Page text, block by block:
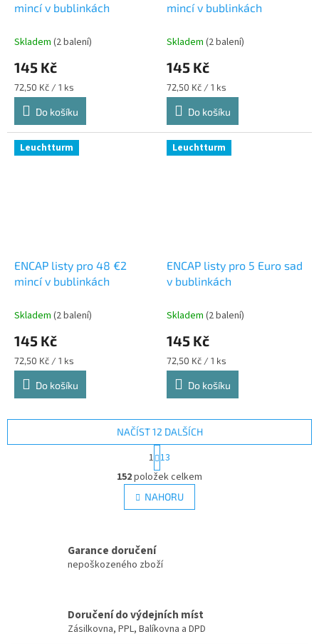
mincí v bublinkách
Skladem (2 balení)
145 Kč
Měrná
cena:
72,50 Kč / 1 ks
Do košíku
mincí v bublinkách
Skladem (2 balení)
145 Kč
Měrná
cena:
72,50 Kč / 1 ks
Do košíku
Leuchtturm
ENCAP listy pro 48 €2
mincí v bublinkách
Skladem (2 balení)
145 Kč
Měrná
cena:
72,50 Kč / 1 ks
Do košíku
Leuchtturm
ENCAP listy pro 5 Euro sad
v bublinkách
Skladem (2 balení)
145 Kč
Měrná
cena:
72,50 Kč / 1 ks
Do košíku
O
v
l
á
í
k
y
NAČÍST 12 DALŠÍCH
S
t
r
á
n
k
n
í
1 13
152položek celkem
NAHORU
Garance doručení
nepoškozeného zboží
Doručení do výdejních míst
Zásilkovna, PPL, Balíkovna a DPD